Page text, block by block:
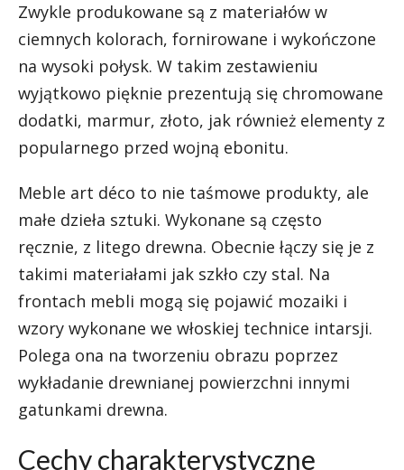
Zwykle produkowane są z materiałów w
ciemnych kolorach, fornirowane i wykończone
na wysoki połysk. W takim zestawieniu
wyjątkowo pięknie prezentują się chromowane
dodatki, marmur, złoto, jak również elementy z
popularnego przed wojną ebonitu.
Meble art déco to nie taśmowe produkty, ale
małe dzieła sztuki. Wykonane są często
ręcznie, z litego drewna. Obecnie łączy się je z
takimi materiałami jak szkło czy stal. Na
frontach mebli mogą się pojawić mozaiki i
wzory wykonane we włoskiej technice intarsji.
Polega ona na tworzeniu obrazu poprzez
wykładanie drewnianej powierzchni innymi
gatunkami drewna.
Cechy charakterystyczne